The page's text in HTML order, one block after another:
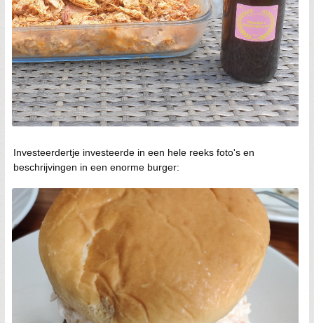
Investeerdertje investeerde in een hele reeks foto's en
beschrijvingen in een enorme burger: